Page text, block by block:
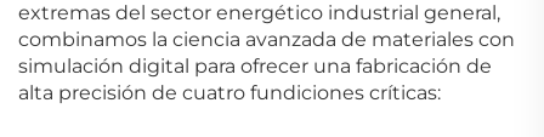
extremas del sector energético industrial general,
combinamos la ciencia avanzada de materiales con
simulación digital para ofrecer una fabricación de
alta precisión de cuatro fundiciones críticas: